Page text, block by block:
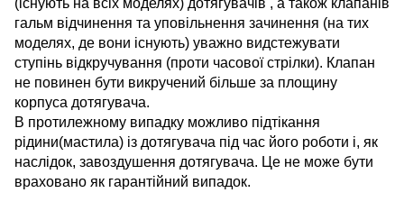
гальм відчинення та уповільнення зачинення (на тих
моделях, де вони існують) уважно видстежувати
ступінь відкручування (проти часової стрілки). Клапан
не повинен бути викручений більше за площину
корпуса дотягувача.
В протилежному випадку можливо підтікання
рідини(мастила) із дотягувача під час його роботи і, як
наслідок, завоздушення дотягувача. Це не може бути
враховано як гарантійний випадок.